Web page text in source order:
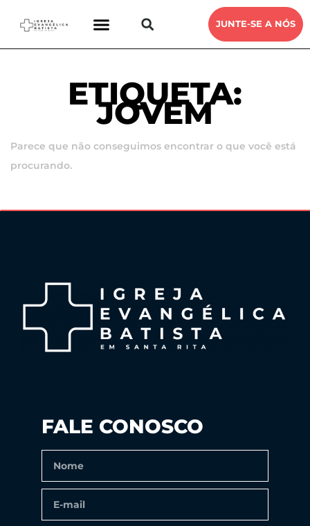
JUNTE-SE A NÓS
ETIQUETA:
JOVEM
Parece que não conseguimos encontrar o que você está
procurando.
FALE CONOSCO